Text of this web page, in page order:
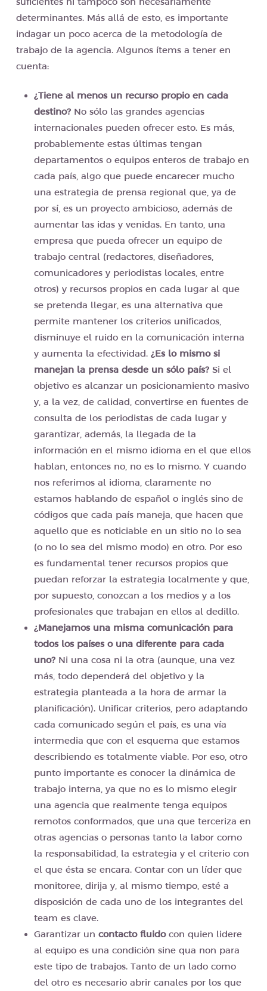
determinantes. Más allá de esto, es importante
indagar un poco acerca de la metodología de
trabajo de la agencia. Algunos ítems a tener en
cuenta:
¿Tiene al menos un recurso propio en cada
destino? No sólo las grandes agencias
internacionales pueden ofrecer esto. Es más,
probablemente estas últimas tengan
departamentos o equipos enteros de trabajo en
cada país, algo que puede encarecer mucho
una estrategia de prensa regional que, ya de
por sí, es un proyecto ambicioso, además de
aumentar las idas y venidas. En tanto, una
empresa que pueda ofrecer un equipo de
trabajo central (redactores, diseñadores,
comunicadores y periodistas locales, entre
otros) y recursos propios en cada lugar al que
se pretenda llegar, es una alternativa que
permite mantener los criterios unificados,
disminuye el ruido en la comunicación interna
y aumenta la efectividad. ¿Es lo mismo si
manejan la prensa desde un sólo país?Si el
objetivo es alcanzar un posicionamiento masivo
y, a la vez, de calidad, convertirse en fuentes de
consulta de los periodistas de cada lugar y
garantizar, además, la llegada de la
información en el mismo idioma en el que ellos
hablan, entonces no, no es lo mismo. Y cuando
nos referimos al idioma, claramente no
estamos hablando de español o inglés sino de
códigos que cada país maneja, que hacen que
aquello que es noticiable en un sitio no lo sea
(o no lo sea del mismo modo) en otro. Por eso
es fundamental tener recursos propios que
puedan reforzar la estrategia localmente y que,
por supuesto, conozcan a los medios y a los
profesionales que trabajan en ellos al dedillo.
¿Manejamos una misma comunicación para
todos los países o una diferente para cada
uno? Ni una cosa ni la otra (aunque, una vez
más, todo dependerá del objetivo y la
estrategia planteada a la hora de armar la
planificación). Unificar criterios, pero adaptando
cada comunicado según el país, es una vía
intermedia que con el esquema que estamos
describiendo es totalmente viable. Por eso, otro
punto importante es conocer la dinámica de
trabajo interna, ya que no es lo mismo elegir
una agencia que realmente tenga equipos
remotos conformados, que una que terceriza en
otras agencias o personas tanto la labor como
la responsabilidad, la estrategia y el criterio con
el que ésta se encara. Contar con un líder que
monitoree, dirija y, al mismo tiempo, esté a
disposición de cada uno de los integrantes del
team es clave.
Garantizar un contacto fluidocon quien lidere
al equipo es una condición sine qua non para
este tipo de trabajos. Tanto de un lado como
del otro es necesario abrir canales por los que